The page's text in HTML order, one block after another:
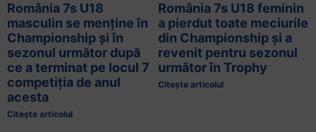
România 7s U18
masculin se menține în
Championship și în
sezonul următor după
ce a terminat pe locul 7
competiția de anul
acesta
Citește articolul
România 7s U18 feminin
a pierdut toate meciurile
din Championship și a
revenit pentru sezonul
următor în Trophy
Citește articolul